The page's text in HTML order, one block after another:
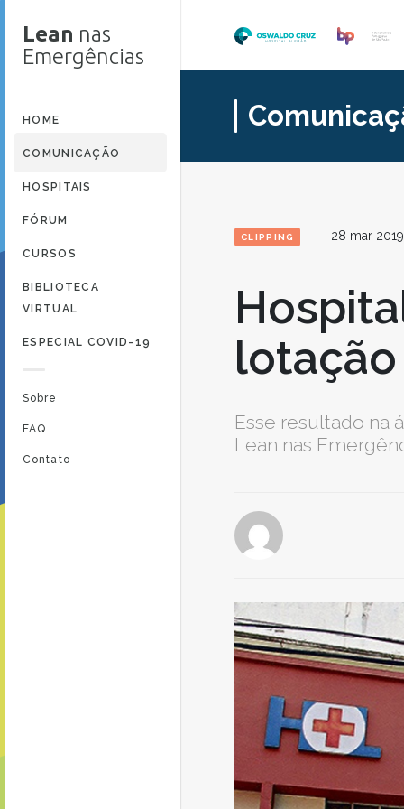
Lean nas
Emergências
HOME
COMUNICAÇÃO
HOSPITAIS
FÓRUM
CURSOS
BIBLIOTECA
VIRTUAL
ESPECIAL COVID-19
Sobre
FAQ
Contato
CLIPPING 28 mar 2019
Esse resultado na
Lean nas